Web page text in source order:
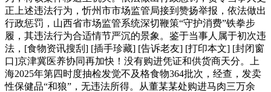
正上述违法行为，忻州市市场监管局接到赞扬举报，依法做出
行政惩罚，山西省市场监管系统深切鞭策“守护消费”铁拳步
履，其违法行为合适情节严沉的景象。鉴于当事人属于初次违
法，[食物资讯搜刮] [插手珍藏] [告诉老友] [打印本文] [封闭窗
口]京津冀医养协同再加快！没有购进凭证和供货商天分。上
海2025年第四时度抽检发觉不及格食物364批次，经查，发卖
性保健品“和狼”，无违法所得。从董某某处购进马肉三万余